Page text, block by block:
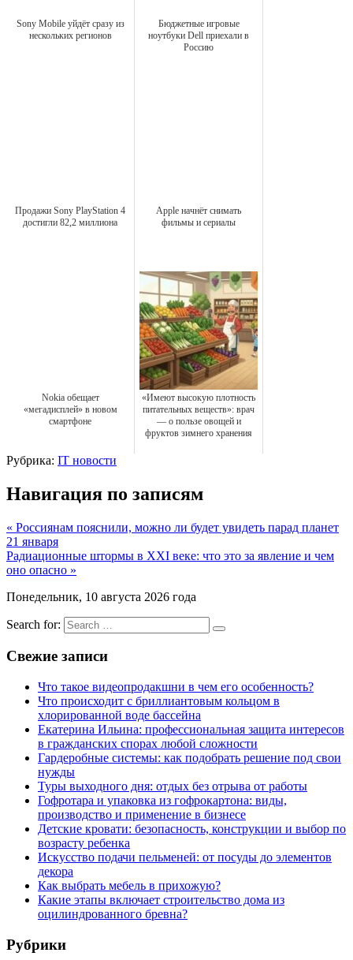
Sony Mobile уйдёт сразу из
нескольких регионов
Бюджетные игровые
ноутбуки Dell приехали в
Россию
Продажи Sony PlayStation 4
достигли 82,2 миллиона
Apple начнёт снимать
фильмы и сериалы
Nokia обещает
«мегадисплей» в новом
смартфоне
«Имеют высокую плотность
питательных веществ»: врач
— о пользе овощей и
фруктов зимнего хранения
Рубрика: IT новости
Навигация по записям
« Россиянам пояснили, можно ли будет увидеть парад планет
21 января
Радиационные штормы в XXI веке: что это за явление и чем
оно опасно »
Понедельник, 10 августа 2026 года
Search for:
Свежие записи
Что такое видеопродакшни в чем его особенность?
Что происходит с бриллиантовым кольцом в
хлорированной воде бассейна
Екатерина Ильина: профессиональная защита интересов
в гражданских спорах любой сложности
Гардеробные системы: как подобрать решение под свои
нужды
Туры выходного дня: отдых без отрыва от работы
Гофротара и упаковка из гофрокартона: виды,
производство и применение в бизнесе
Детские кровати: безопасность, конструкции и выбор по
возрасту ребенка
Искусство подачи пельменей: от посуды до элементов
декора
Как выбрать мебель в прихожую?
Какие этапы включает строительство дома из
оцилиндрованного бревна?
Рубрики